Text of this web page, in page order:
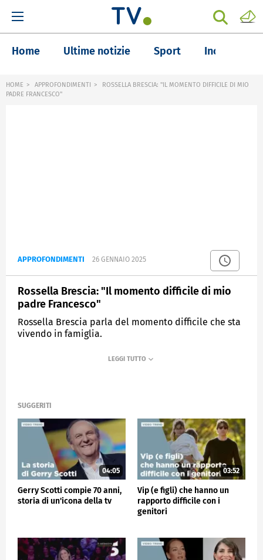
Home Ultime notizie Sport Inchieste
HOME APPROFONDIMENTI
ROSSELLA BRESCIA: "IL MOMENTO DIFFICILE DI MIO
PADRE FRANCESCO"
APPROFONDIMENTI 26 GENNAIO 2025
Rossella Brescia: "Il momento difficile di mio
padre Francesco"
Rossella Brescia parla del momento difficile che sta
vivendo in famiglia.
VERISSIMO
SUGGERITI
04:05
Gerry Scotti compie 70 anni,
storia di un'icona della tv
03:52
Vip (e figli) che hanno un
rapporto difficile con i
genitori